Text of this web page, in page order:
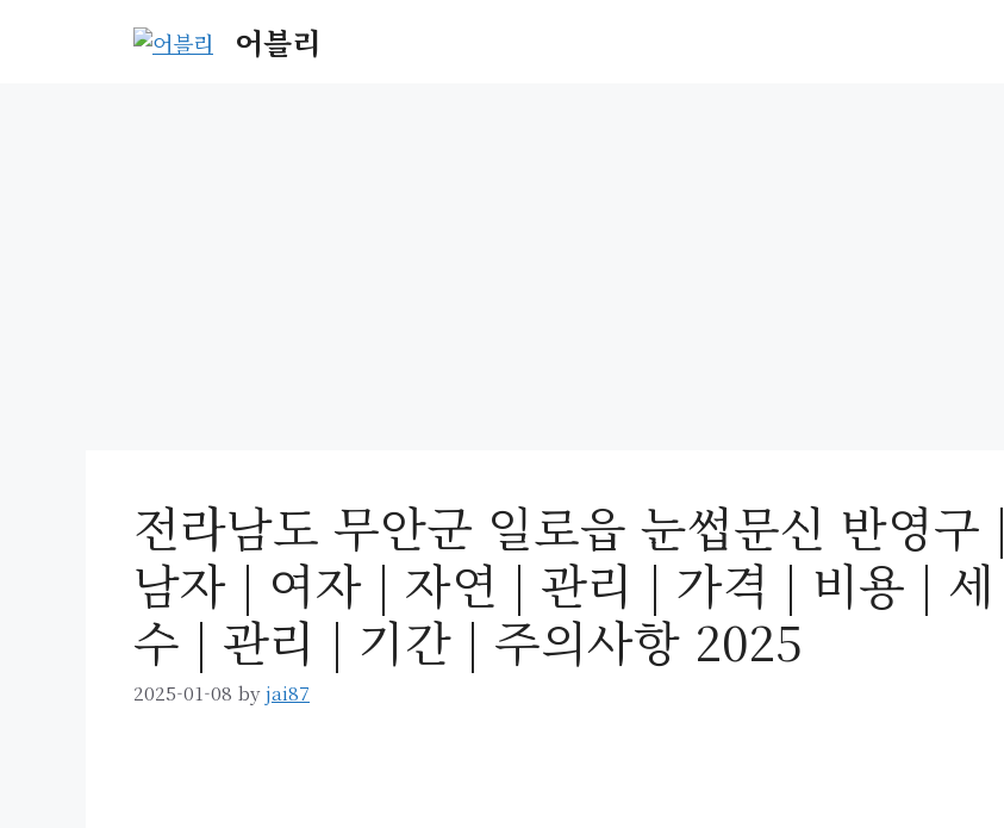
어블리
전라남도 무안군 일로읍 눈썹문신 반영구 |
남자 | 여자 | 자연 | 관리 | 가격 | 비용 | 세
수 | 관리 | 기간 | 주의사항 2025
2025-01-08 byjai87